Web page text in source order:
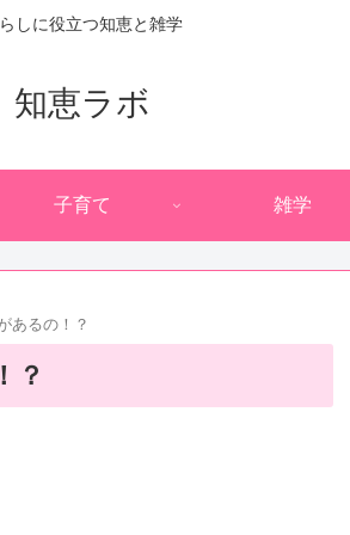
しに役立つ知恵と雑学
知恵ラボ
子育て 雑学
あるの！？
？